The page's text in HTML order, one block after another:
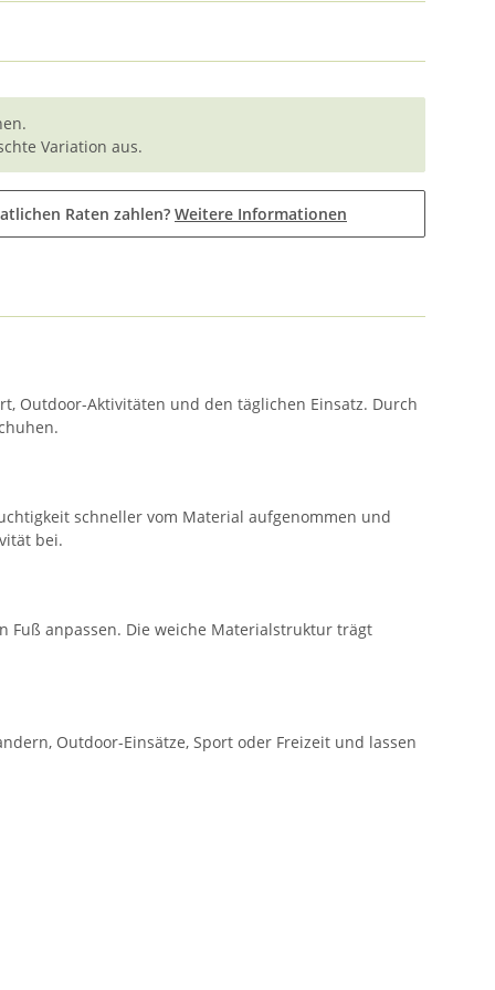
Variation aus.
Raten zahlen? Weitere Informationen
Outdoor-Aktivitäten und den täglichen Einsatz. Durch
schneller vom Material aufgenommen und
bei.
Fuß anpassen. Die weiche Materialstruktur trägt
Outdoor-Einsätze, Sport oder Freizeit und lassen